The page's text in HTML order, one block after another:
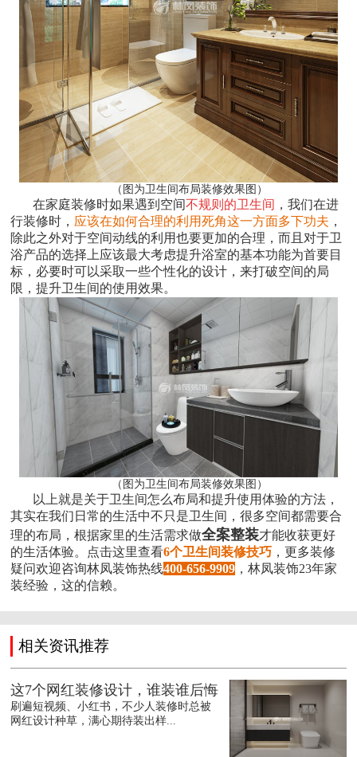
（图为卫生间布局装修效果图）
在家庭装修时如果遇到空间不规则的卫生间 ，我们在进
行装修时， 应该在如何合理的利用死角这一方面多下功夫 ，
除此之外对于空间动线的利用也要更加的合理，而且对于卫
浴产品的选择上应该最大考虑提升浴室的基本功能为首要目
标，必要时可以采取一些个性化的设计，来打破空间的局
限，提升卫生间的使用效果。
（图为卫生间布局装修效果图）
以上就是关于卫生间怎么布局和提升使用体验的方法，
其实在我们日常的生活中不只是卫生间，很多空间都需要合
理的布局，根据家里的生活需求做全案整装才能收获更好
的生活体验。点击这里查看6个卫生间装修技巧 ，更多装修
疑问欢迎咨询林凤装饰热线400-656-9909 ，林凤装饰23年家
装经验，这的信赖。
相关资讯推荐
这7个网红装修设计，谁装谁后悔
刷遍短视频、小红书，不少人装修时总被
网红设计种草，满心期待装出样...